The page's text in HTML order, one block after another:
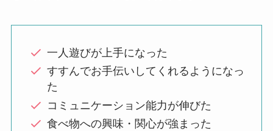
一人遊びが上手になった
すすんでお手伝いしてくれるようになっ
た
コミュニケーション能力が伸びた
食べ物への興味・関心が強まった